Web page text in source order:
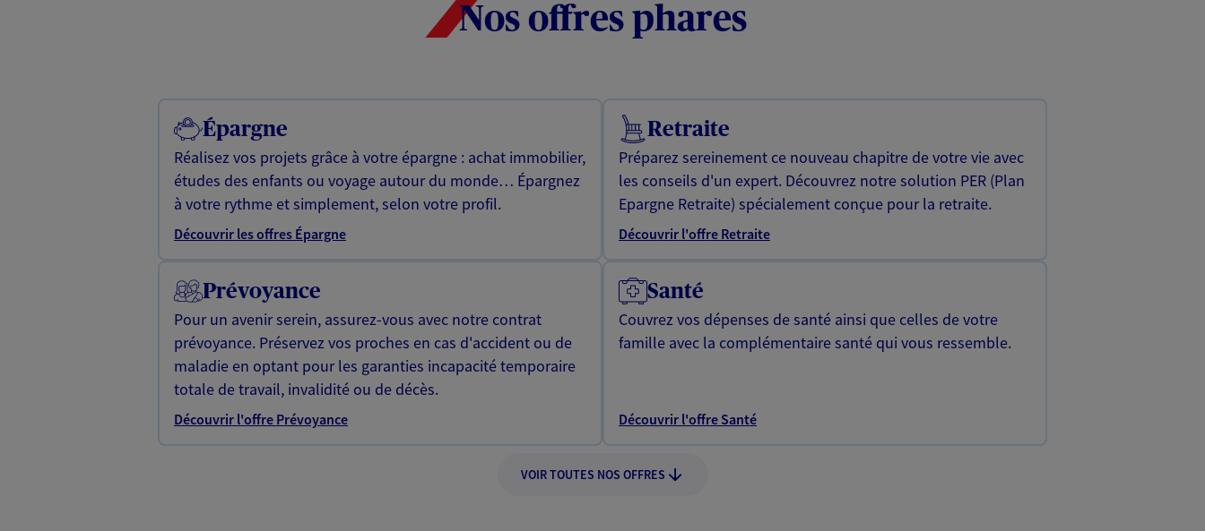
Nos offres phares
Épargne
Réalisez vos projets grâce à votre épargne : achat immobilier,
études des enfants ou voyage autour du monde… Épargnez
à votre rythme et simplement, selon votre profil.
Découvrir les offres Épargne
Retraite
Préparez sereinement ce nouveau chapitre de votre vie avec
les conseils d'un expert. Découvrez notre solution PER (Plan
Epargne Retraite) spécialement conçue pour la retraite.
Découvrir l'offre Retraite
Prévoyance
Pour un avenir serein, assurez-vous avec notre contrat
prévoyance. Préservez vos proches en cas d'accident ou de
maladie en optant pour les garanties incapacité temporaire
totale de travail, invalidité ou de décès.
Découvrir l'offre Prévoyance
Santé
Couvrez vos dépenses de santé ainsi que celles de votre
famille avec la complémentaire santé qui vous ressemble.
Découvrir l'offre Santé
VOIR TOUTES NOS OFFRES